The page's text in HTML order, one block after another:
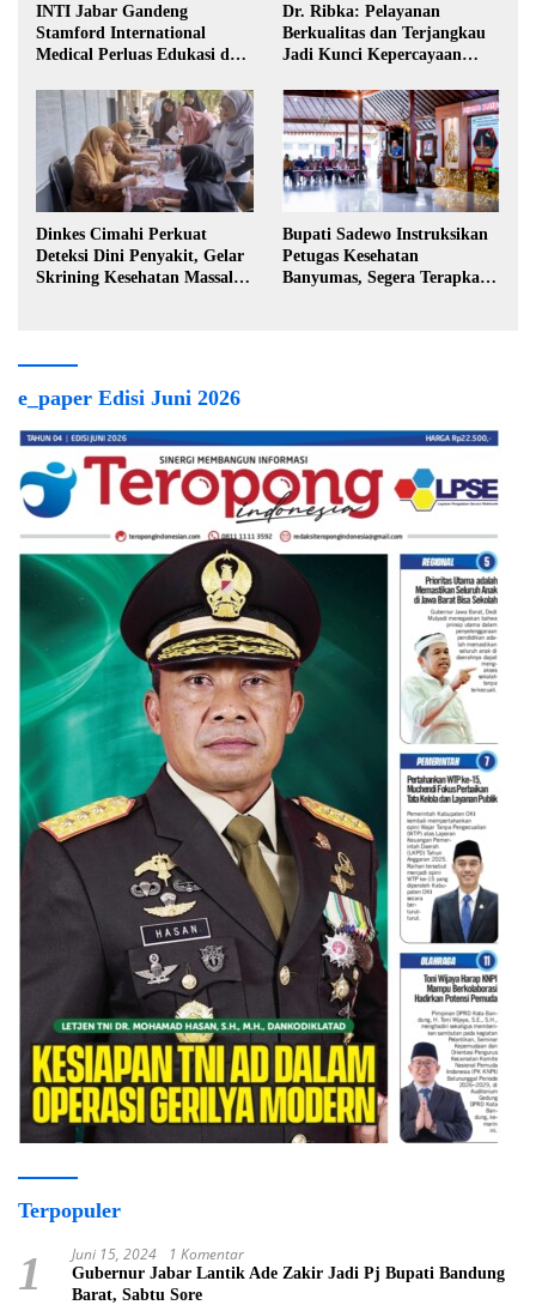
INTI Jabar Gandeng
Stamford International
Medical Perluas Edukasi dan
Dr. Ribka: Pelayanan
Berkualitas dan Terjangkau
Jadi Kunci Kepercayaan
Dinkes Cimahi Perkuat
Deteksi Dini Penyakit, Gelar
Skrining Kesehatan Massal di
Bupati Sadewo Instruksikan
Petugas Kesehatan
Banyumas, Segera Terapkan
e_paper Edisi Juni 2026
Terpopuler
1 Juni 15, 2024 1 Komentar
Gubernur Jabar Lantik Ade Zakir Jadi Pj Bupati Bandung
Barat, Sabtu Sore